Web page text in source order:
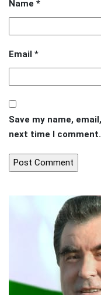
Name *
Email *
Save my name,
next time I comment.